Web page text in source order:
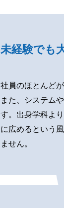
未経験でも
社員のほとんど
また、システム
す。出身学科よ
に広めるという
ません。